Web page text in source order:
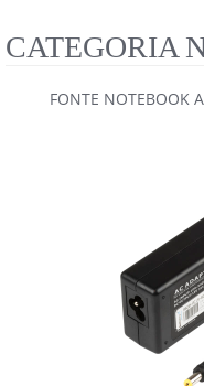
CATEGORIA
FONTE NOTEBOOK